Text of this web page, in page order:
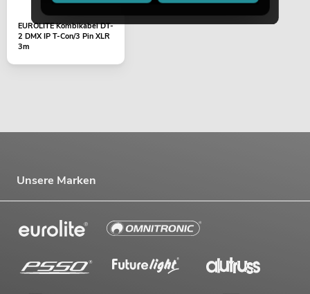
EUROLITE Kombikabel DT-
2 DMX IP T-Con/3 Pin XLR
3m
Unsere Marken